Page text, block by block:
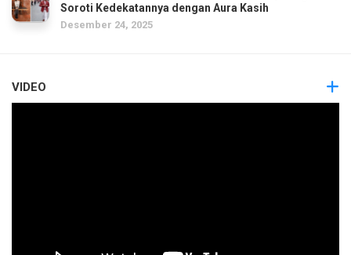
Soroti Kedekatannya dengan Aura Kasih
Desember 24, 2025
VIDEO